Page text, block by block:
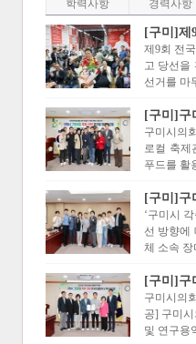
학력사항 경력사항
[구미]제
제9회 전
고 당선을
선거를 마
[구미]구
구미시의
로컬 축제
푸드를 활
[구미]구
‘구미시
선 방향에
체 소속 장
[구미]구
구미시의
공] 구미
및 연구용